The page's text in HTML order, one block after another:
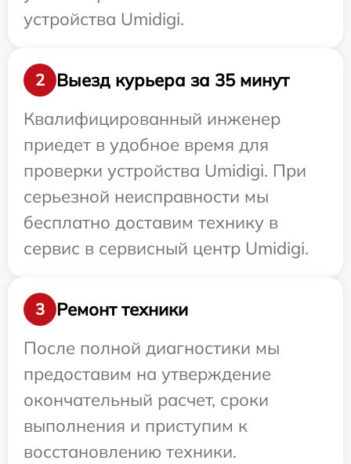
устройства Umidigi.
2
Выезд курьера за 35 минут
Квалифицированный инженер
приедет в удобное время для
проверки устройства Umidigi. При
серьезной неисправности мы
бесплатно доставим технику в
сервис в сервисный центр Umidigi.
3
Ремонт техники
После полной диагностики мы
предоставим на утверждение
окончательный расчет, сроки
выполнения и приступим к
восстановлению техники.